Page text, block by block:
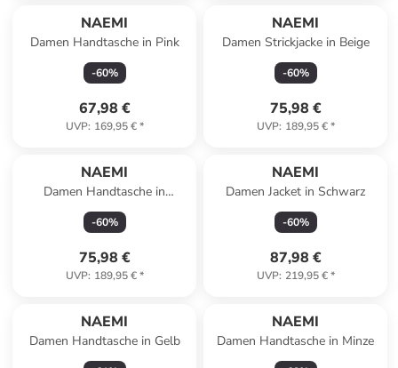
NAEMI
Damen Handtasche in Pink
-60%
67,98 €
UVP: 169,95 €*
NAEMI
Damen Strickjacke in Beige
-60%
75,98 €
UVP: 189,95 €*
NAEMI
Damen Handtasche in
Schwarz
-60%
75,98 €
UVP: 189,95 €*
NAEMI
Damen Jacket in Schwarz
-60%
87,98 €
UVP: 219,95 €*
NAEMI
Damen Handtasche in Gelb
NAEMI
Damen Handtasche in Minze